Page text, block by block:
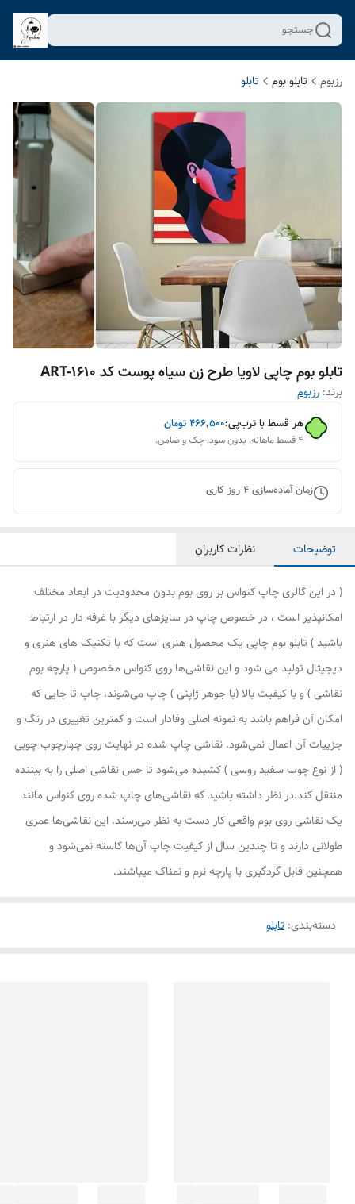
جستجو
رزبوم تابلو بوم تابلو
تابلو بوم چاپی لاویا طرح زن سیاه پوست کد ART-1610
برند: رزبوم
هر قسط با ترب‌پی:۴۶۶٬۵۰۰تومان
۴ قسط ماهانه. بدون سود، چک و ضامن.
زمان آماده‌سازی4روز کاری
توضیحات نظرات کاربران
( در این گالری چاپ کنواس بر روی بوم بدون محدودیت در ابعاد مختلف
امکانپذیر است ، در خصوص چاپ در سایزهای دیگر با غرفه دار در ارتباط
باشید ) تابلو بوم چاپی یک محصول هنری است که با تکنیک های هنری و
دیجیتال تولید می شود و این نقاشی‌ها روی کنواس مخصوص ( پارچه بوم
نقاشی ) و با کیفیت بالا (با جوهر ژاپنی ) چاپ می‌شوند، چاپ تا جایی که
امکان آن فراهم باشد به نمونه اصلی وفادار است و کمترین تغییری در رنگ و
جزییات آن اعمال نمی‌شود. نقاشی چاپ شده در نهایت روی چهارچوب چوبی
( از نوع چوب سفید روسی ) کشیده می‌شود تا حس نقاشی اصلی را به بیننده
منتقل کند.در نظر داشته باشید که نقاشی‌های چاپ شده روی کنواس مانند
یک نقاشی روی بوم واقعی کار دست به نظر می‌رسند. این نقاشی‌ها عمری
طولانی دارند و تا چندین سال از کیفیت چاپ آن‌ها کاسته نمی‌شود و
همچنین قابل گردگیری با پارچه نرم و نمناک میباشند.
دسته‌بندی: تابلو